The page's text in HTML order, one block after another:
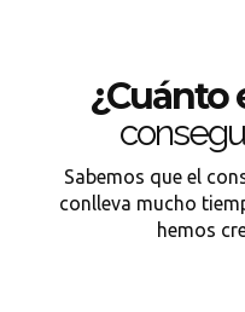
¿Cuánto
Sabemos que el
conlleva mucho
hemos